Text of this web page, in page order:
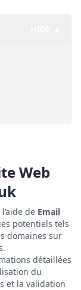
Web
de Email
potentiels tels
domaines sur
détaillées
du
et la validation